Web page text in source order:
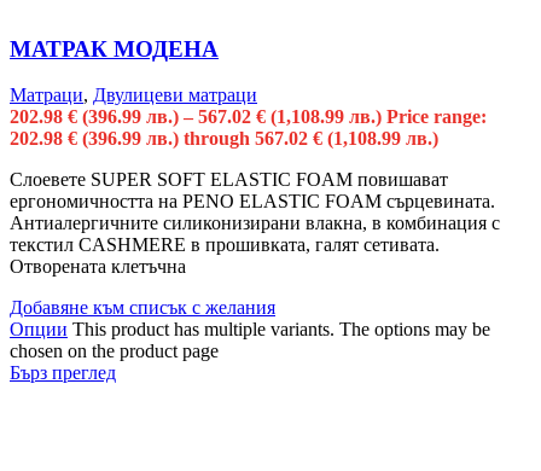
МАТРАК МОДЕНА
Матраци, Двулицеви матраци
202.98 € (396.99 лв.) – 567.02 € (1,108.99 лв.) Price range:
202.98 € (396.99 лв.) through 567.02 € (1,108.99 лв.)
Слоевете SUPER SOFT ELASTIC FOAM повишават
ергономичността на PENO ELASTIC FOAM сърцевината.
Антиалергичните силиконизирани влакна, в комбинация с
текстил CASHMERE в прошивката, галят сетивата.
Отворената клетъчна
Добавяне към списък с желания
Опции This product has multiple variants. The options may be
chosen on the product page
Бърз преглед